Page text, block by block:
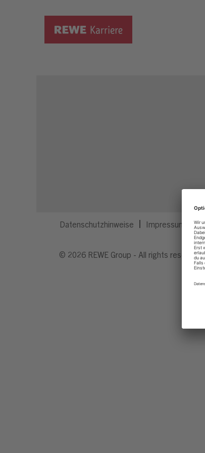
Datenschutzhinweise Impressum
© 2026 REWE Group - All rights reserved